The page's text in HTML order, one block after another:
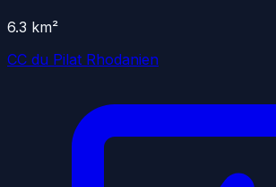
6.3 km²
CC du Pilat Rhodanien